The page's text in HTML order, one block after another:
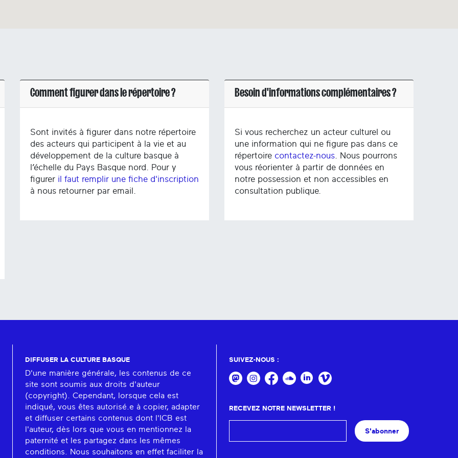
Comment figurer dans le répertoire ?
Sont invités à figurer dans notre répertoire
des acteurs qui participent à la vie et au
développement de la culture basque à
l’échelle du Pays Basque nord. Pour y
figurer il faut remplir une fiche d'inscription
à nous retourner par email.
Besoin d'informations complémentaires ?
Si vous recherchez un acteur culturel ou
une information qui ne figure pas dans ce
répertoire contactez-nous. Nous pourrons
vous réorienter à partir de données en
notre possession et non accessibles en
consultation publique.
DIFFUSER LA CULTURE BASQUE
D'une manière générale, les contenus de ce
site sont soumis aux droits d'auteur
(copyright). Cependant, lorsque cela est
indiqué, vous êtes autorisé.e à copier, adapter
et diffuser certains contenus dont l'ICB est
l'auteur, dès lors que vous en mentionnez la
paternité et les partagez dans les mêmes
conditions. Nous souhaitons en effet faciliter la
SUIVEZ-NOUS :
RECEVEZ NOTRE NEWSLETTER !
S'abonner